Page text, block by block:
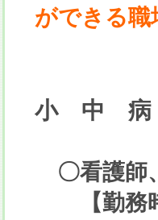
ができる職
小 中
〇看護師
【勤務